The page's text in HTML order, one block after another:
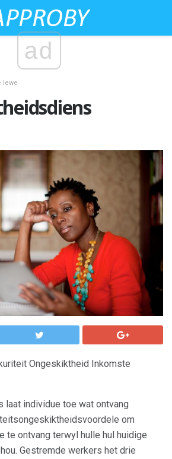
ad
lewe
Ongeskiktheid Inkomste
laat individue toe wat ontvang
om
te ontvang terwyl hulle hul huidige
Gestremde werkers het drie